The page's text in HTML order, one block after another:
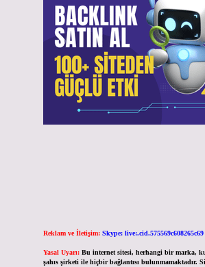
Reklam ve İletişim: Skype: live:.cid.575569c608265c69
Yasal Uyarı: Bu internet sitesi, herhangi bir marka,
şahıs şirketi ile hiçbir bağlantısı bulunmamaktadır.